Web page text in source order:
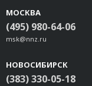
МОСКВА
(495) 980-64-06
msk@nnz.ru
НОВОСИБИРСК
(383) 330-05-18